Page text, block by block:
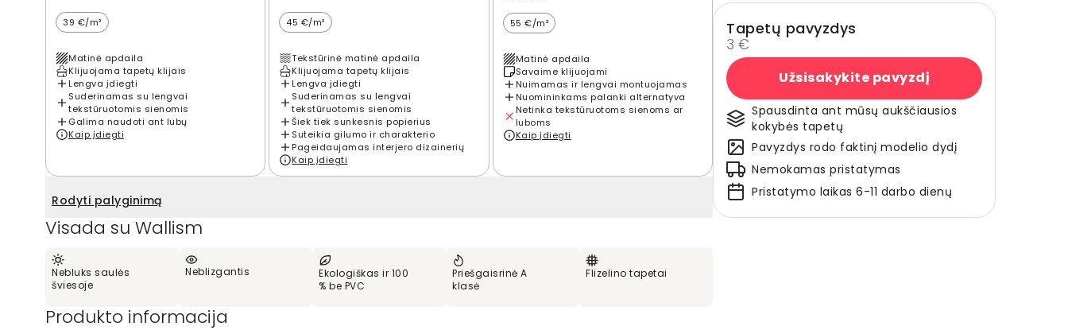
39 €/m²
Matinė apdaila
Klijuojama tapetų klijais
Lengva įdiegti
Suderinamas su lengvai
tekstūruotomis sienomis
Galima naudoti ant lubų
Kaip įdiegti
45 €/m²
Tekstūrinė matinė apdaila
Klijuojama tapetų klijais
Lengva įdiegti
Suderinamas su lengvai
tekstūruotomis sienomis
Šiek tiek sunkesnis popierius
Suteikia gilumo ir charakterio
Pageidaujamas interjero dizainerių
Kaip įdiegti
55 €/m²
Matinė apdaila
Savaime klijuojami
Nuimamas ir lengvai montuojamas
Nuomininkams palanki alternatyva
Netinka tekstūruotoms sienoms ar
luboms
Kaip įdiegti
Rodyti palyginimą
Visada su Wallism
Nebluks saulės
šviesoje
Neblizgantis
Ekologiškas ir 100
% be PVC
Priešgaisrinė A
klasė
Flizelino tapetai
Produkto informacija
Tapetų pavyzdys
3 €
Užsisakykite pavyzdį
Spausdinta ant mūsų aukščiausios
kokybės tapetų
Pavyzdys rodo faktinį modelio dydį
Nemokamas pristatymas
Pristatymo laikas 6-11 darbo dienų